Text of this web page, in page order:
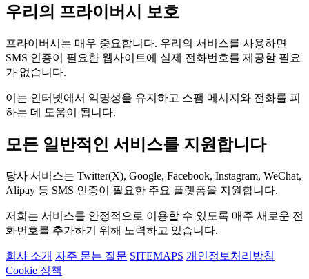
우리의 프라이버시 보호
프라이버시는 매우 중요합니다. 우리의 서비스를 사용하면
SMS 인증이 필요한 웹사이트에 실제 전화번호를 제공할 필요
가 없습니다.
이는 인터넷에서 익명성을 유지하고 스팸 메시지와 전화를 피
하는 데 도움이 됩니다.
모든 일반적인 서비스를 지원합니다
당사 서비스는 Twitter(X), Google, Facebook, Instagram, WeChat,
Alipay 등 SMS 인증이 필요한 주요 플랫폼을 지원합니다.
저희는 서비스를 안정적으로 이용할 수 있도록 매주 새로운 전
화번호를 추가하기 위해 노력하고 있습니다.
회사 소개 자주 묻는 질문 SITEMAPS 개인정보처리방침
Cookie 정책